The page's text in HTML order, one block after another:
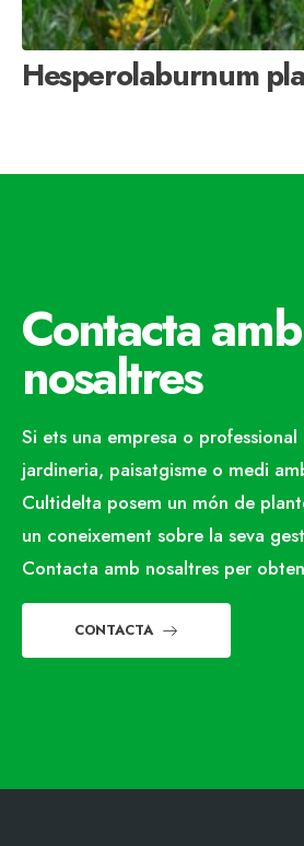
Hesperolaburnum
Contacta amb
nosaltres
Si ets una empresa o
jardineria, paisatgisme o medi
Cultidelta posem un món de
un coneixement sobre la seva
Contacta amb nosaltres per
CONTACTA